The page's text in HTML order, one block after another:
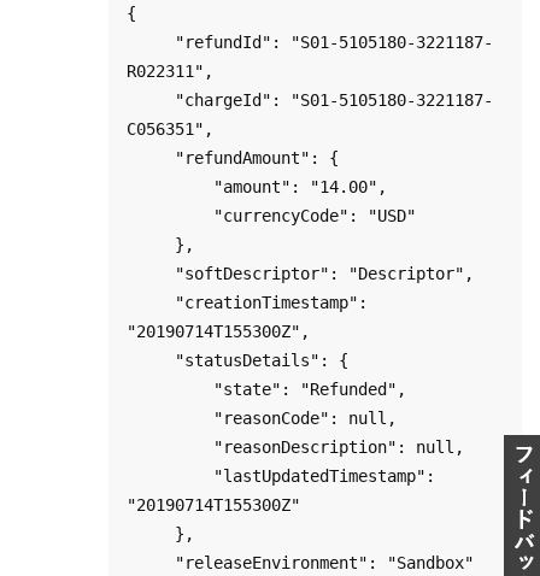
{
R022311",
C056351",
"20190714T155300Z",
"20190714T155300Z"